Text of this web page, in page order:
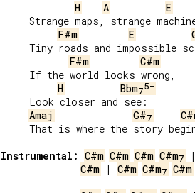
H
A
E
Strange maps, strange
F#m
E
Tiny roads and impossible
F#m
C#m
     If the world looks wrong,
H
Bbm75-
     Look closer and see:
Amaj
G#7
That is where the story
Instrumental: C#m C#m C#m C#m7
C#m | C#m C#m7 C#m